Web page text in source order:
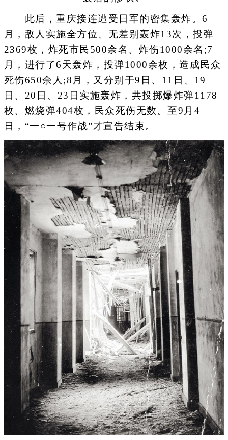
此后，重庆接连遭受日军的密集轰炸。6
月，敌人实施全方位、无差别轰炸13次，投弹
2369枚，炸死市民500余名、炸伤1000余名;7
月，进行了6天轰炸，投弹1000余枚，造成民众
死伤650余人;8月，又分别于9日、11日、19
日、20日、23日实施轰炸，共投掷爆炸弹1178
枚、燃烧弹404枚，民众死伤无数。至9月4
日，“一○一号作战”才宣告结束。